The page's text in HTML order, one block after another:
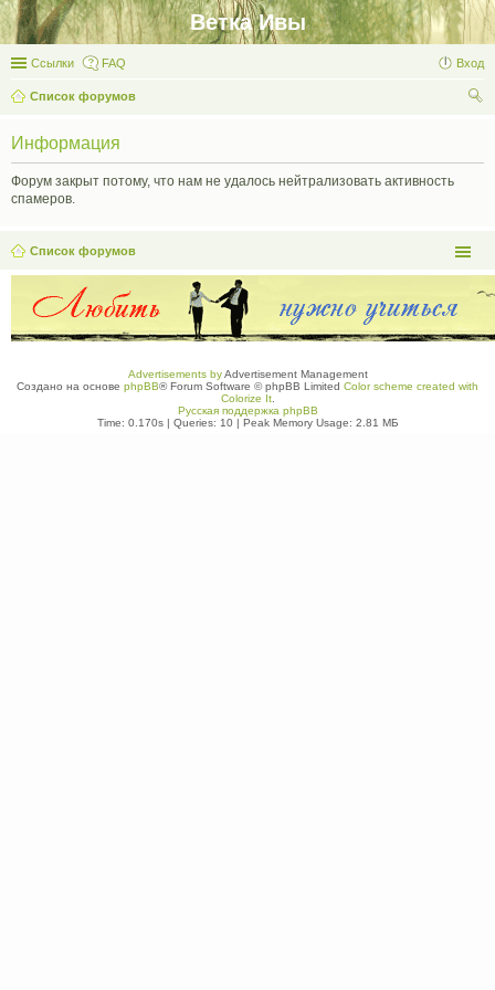
Ветка Ивы
Ссылки FAQ Вход
Список форумов
Информация
Форум закрыт потому, что нам не удалось нейтрализовать активность
спамеров.
Список форумов
Advertisements byAdvertisement Management
Создано на основе phpBB® Forum Software © phpBB Limited Color scheme created with
Colorize It.
Русская поддержка phpBB
Time: 0.170s| Queries: 10| Peak Memory Usage: 2.81 МБ